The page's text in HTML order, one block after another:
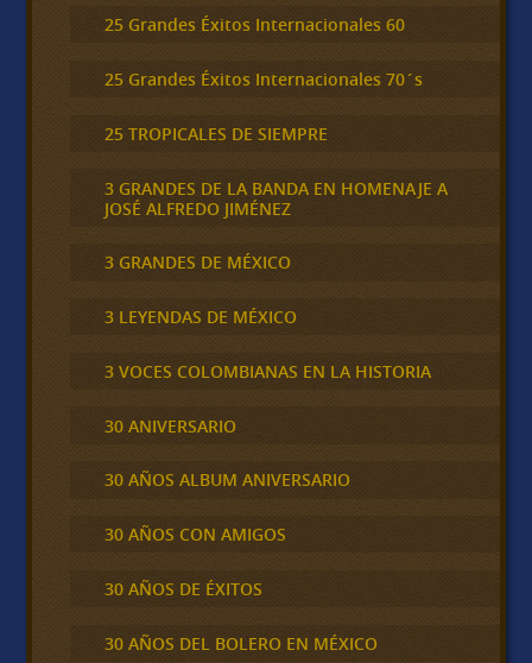
25 Grandes Éxitos Internacionales 60
25 Grandes Éxitos Internacionales 70´s
25 TROPICALES DE SIEMPRE
3 GRANDES DE LA BANDA EN HOMENAJE A
JOSÉ ALFREDO JIMÉNEZ
3 GRANDES DE MÉXICO
3 LEYENDAS DE MÉXICO
3 VOCES COLOMBIANAS EN LA HISTORIA
30 ANIVERSARIO
30 AÑOS ALBUM ANIVERSARIO
30 AÑOS CON AMIGOS
30 AÑOS DE ÉXITOS
30 AÑOS DEL BOLERO EN MÉXICO